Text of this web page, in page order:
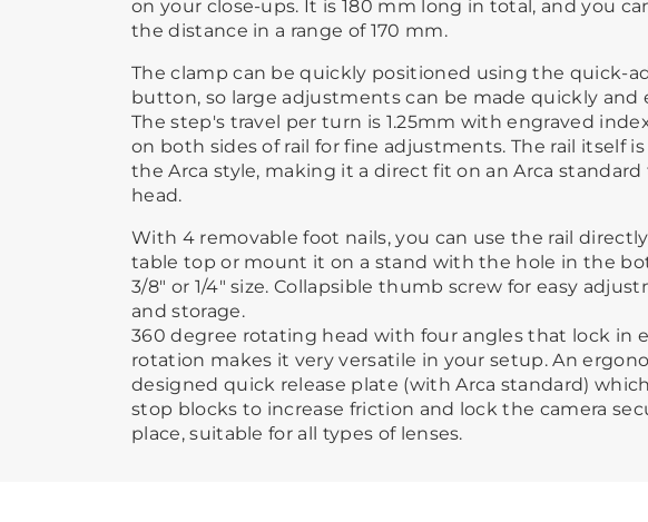
on your close-ups. It is 180 mm long in total, and you
the distance in a range of 170 mm.
The clamp can be quickly positioned using the quick-
button, so large adjustments can be made quickly and
The step's travel per turn is 1.25mm with engraved
on both sides of rail for fine adjustments. The rail itself
the Arca style, making it a direct fit on an Arca standard
head.
With 4 removable foot nails, you can use the rail
table top or mount it on a stand with the hole in the
3/8" or 1/4" size. Collapsible thumb screw for easy
and storage.
360 degree rotating head with four angles that lock in
rotation makes it very versatile in your setup. An
designed quick release plate (with Arca standard)
stop blocks to increase friction and lock the camera
place, suitable for all types of lenses.